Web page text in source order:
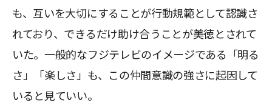
も、互いを大切にすることが行動規範として認識さ
れており、できるだけ助け合うことが美徳とされて
いた。一般的なフジテレビのイメージである「明る
さ」「楽しさ」も、この仲間意識の強さに起因して
いると見ていい。